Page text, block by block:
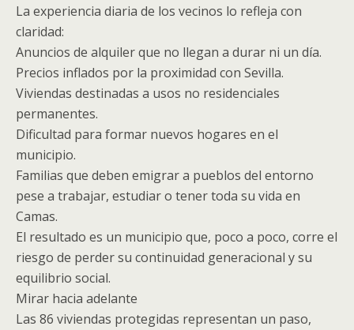
La experiencia diaria de los vecinos lo refleja con
claridad:
Anuncios de alquiler que no llegan a durar ni un día.
Precios inflados por la proximidad con Sevilla.
Viviendas destinadas a usos no residenciales
permanentes.
Dificultad para formar nuevos hogares en el
municipio.
Familias que deben emigrar a pueblos del entorno
pese a trabajar, estudiar o tener toda su vida en
Camas.
El resultado es un municipio que, poco a poco, corre el
riesgo de perder su continuidad generacional y su
equilibrio social.
Mirar hacia adelante
Las 86 viviendas protegidas representan un paso,